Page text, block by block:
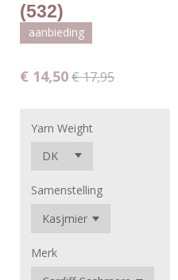
(532)
aanbieding
€ 14,50€ 17,95
Yarn Weight
Samenstelling
Merk